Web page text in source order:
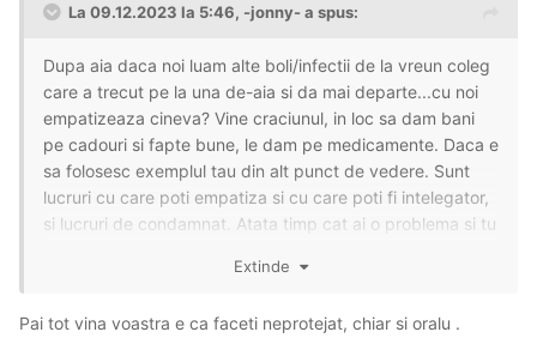
La 09.12.2023 la 5:46, -jonny-a spus:
Dupa aia daca noi luam alte boli/infectii de la vreun coleg
care a trecut pe la una de-aia si da mai departe...cu noi
empatizeaza cineva? Vine craciunul, in loc sa dam bani
pe cadouri si fapte bune, le dam pe medicamente. Daca e
sa folosesc exemplul tau din alt punct de vedere. Sunt
lucruri cu care poti empatiza si cu care poti fi intelegator,
si lucruri de condamnat. Atata timp cat ai o problema si tu
Extinde
Pai tot vina voastra e ca faceti neprotejat, chiar si oralu .